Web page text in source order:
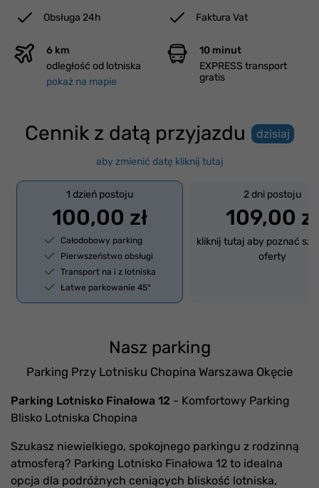
Obsługa 24h
Faktura Vat
6 km
odległość od lotniska
pokaż na mapie
10 minut
EXPRESS transport
gratis
Cennik z datą przyjazdu dzisiaj
aby zmienić datę kliknij tutaj
1 dzień postoju
100,00 zł
Całodobowy parking
Pierwszeństwo obsługi
Transport na i z lotniska
Łatwe parkowanie 45°
2 dni postoju
109,00 zł
kliknij tutaj aby poznać
oferty
Nasz parking
Parking Przy Lotnisku Chopina Warszawa Okęcie
Parking Lotnisko Finałowa 12 - Komfortowy Parking
Blisko Lotniska Chopina
Szukasz niewielkiego, spokojnego parkingu z rodzinną
atmosferą? Parking Lotnisko Finałowa 12 to idealna
opcja dla podróżnych ceniących bliskość lotniska,